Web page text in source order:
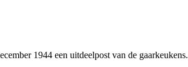
1944 een uitdeelpost van de